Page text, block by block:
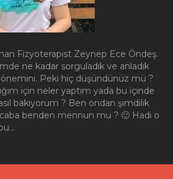
Fizyoterapist Zeynep Ece Öndeş.
ne kadar sorguladık ve anladık
önemini. Peki hiç düşündünüz mü ?
için neler yaptım yada bu içinde
bakıyorum ? Ben ondan şimdilik
benden mennun mu ? 🙂 Hadi o